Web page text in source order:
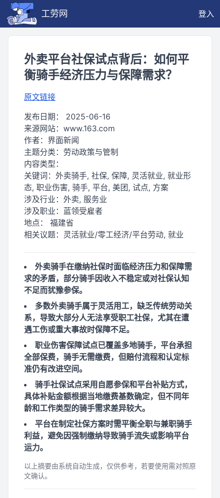
工劳网 登入
外卖平台社保试点背后：如何平
衡骑手经济压力与保障需求？
原文链接
发布日期： 2025-06-16
来源网站： www.163.com
作者： 界面新闻
主题分类： 劳动政策与管制
内容类型：
关键词： 外卖骑手, 社保, 保障, 灵活就业, 就业形
态, 职业伤害, 骑手, 平台, 美团, 试点, 方案
涉及行业： 外卖, 服务业
涉及职业： 蓝领受雇者
地点： 福建省
相关议题： 灵活就业/零工经济/平台劳动, 就业
外卖骑手在缴纳社保时面临经济压力和保障需
求的矛盾，部分骑手因收入不稳定或对社保认知
不足而犹豫参保。
多数外卖骑手属于灵活用工，缺乏传统劳动关
系，导致大部分人无法享受职工社保，尤其在遭
遇工伤或重大事故时保障不足。
职业伤害保障试点已覆盖多地骑手，平台承担
全部保费，骑手无需缴费，但赔付流程和认定标
准仍有改进空间。
骑手社保试点采用自愿参保和平台补贴方式，
具体补贴金额根据当地缴费基数确定，但不同年
龄和工作类型的骑手需求差异较大。
平台在制定社保方案时需平衡全职与兼职骑手
利益，避免因强制缴纳导致骑手流失或影响平台
运力。
以上摘要由系统自动生成，仅供参考，若要使用需对照原
文确认。